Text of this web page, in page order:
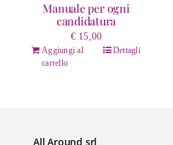
Manuale per ogni
candidatura
€15,00
Aggiungi al
carrello
Dettagli
All Around srl